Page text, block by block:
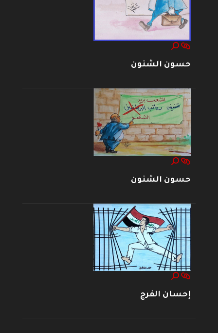
حسون الشنون
حسون الشنون
إحسان الفرج